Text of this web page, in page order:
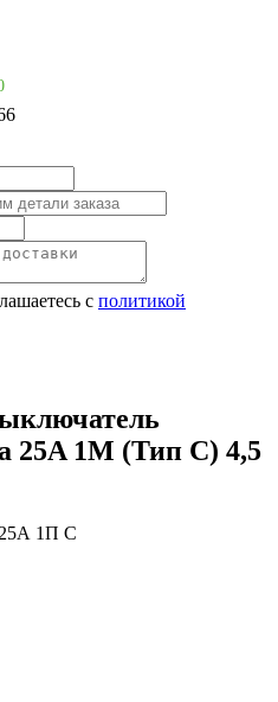
Legrand RX3 1 фаза 25A
с политикой
25A 1М (Тип C) 4,5
1П C